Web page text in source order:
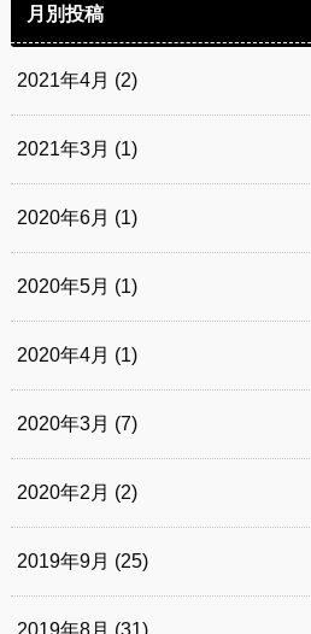
月別投稿
2021年4月 (2)
2021年3月 (1)
2020年6月 (1)
2020年5月 (1)
2020年4月 (1)
2020年3月 (7)
2020年2月 (2)
2019年9月 (25)